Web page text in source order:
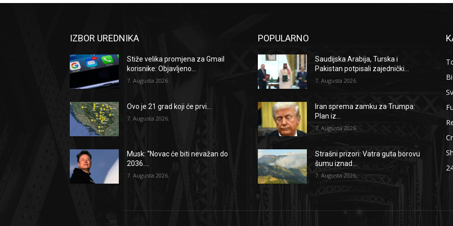
IZBOR UREDNIKA
Stiže velika promjena za Gmail
korisnike: Objavljeno...
7. Augusta 2026.
Ovo je 21 grad koji će prvi...
7. Augusta 2026.
Musk: “Novac će biti nevažan do
2036....
7. Augusta 2026.
POPULARNO
Saudijska Arabija, Turska i
Pakistan potpisali zajednički...
7. Augusta 2026.
Iran sprema zamku za Trumpa:
Plan iz...
7. Augusta 2026.
Strašni prizori: Vatra guta borovu
šumu iznad...
7. Augusta 2026.